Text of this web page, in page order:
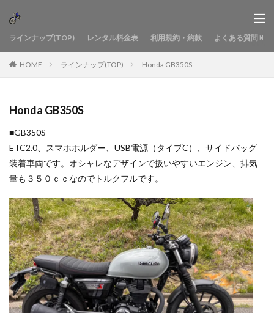
ラインナップ(TOP) レンタル料金表 利用規約・約款 よくある質問
HOME ラインナップ(TOP) Honda GB350S
Honda GB350S
■GB350S
ETC2.0、スマホホルダー、USB電源（タイプC）、サイドバッグ
装着車両です。オシャレなデザインで扱いやすいエンジン、排気
量も３５０ｃｃなのでトルクフルです。